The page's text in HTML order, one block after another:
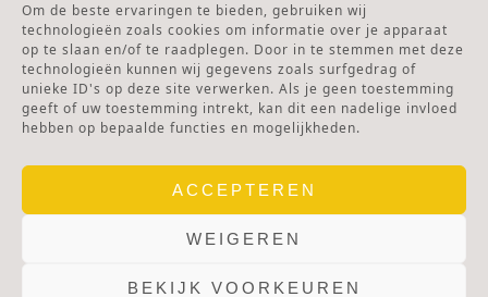
Om de beste ervaringen te bieden, gebruiken wij
technologieën zoals cookies om informatie over je apparaat
op te slaan en/of te raadplegen. Door in te stemmen met deze
technologieën kunnen wij gegevens zoals surfgedrag of
unieke ID's op deze site verwerken. Als je geen toestemming
geeft of uw toestemming intrekt, kan dit een nadelige invloed
hebben op bepaalde functies en mogelijkheden.
ACCEPTEREN
WEIGEREN
BEKIJK VOORKEUREN
Ga naar Doneren
ANBI Stichting
RSIN nummer:002832987